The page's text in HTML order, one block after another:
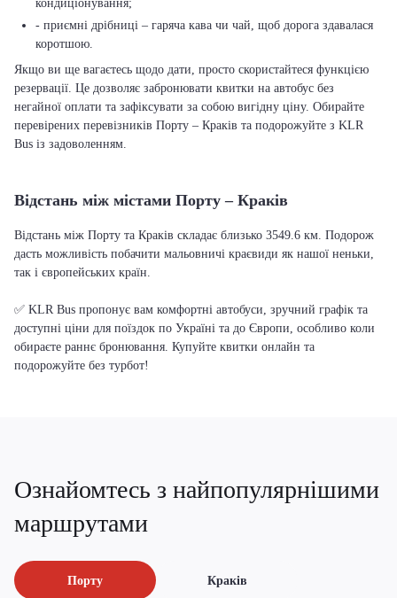
кондиціонування;
- приємні дрібниці – гаряча кава чи чай, щоб дорога здавалася
коротшою.
Якщо ви ще вагаєтесь щодо дати, просто скористайтеся функцією
резервації. Це дозволяє забронювати квитки на автобус без
негайної оплати та зафіксувати за собою вигідну ціну. Обирайте
перевірених перевізників Порту – Краків та подорожуйте з KLR
Bus із задоволенням.
Відстань між містами Порту – Краків
Відстань між Порту та Краків складає близько 3549.6 км. Подорож
дасть можливість побачити мальовничі краєвиди як нашої неньки,
так і європейських країн.
✅ KLR Bus пропонує вам комфортні автобуси, зручний графік та
доступні ціни для поїздок по Україні та до Європи, особливо коли
обираєте раннє бронювання. Купуйте квитки онлайн та
подорожуйте без турбот!
Ознайомтесь з найпопулярнішими
маршрутами
Порту Краків